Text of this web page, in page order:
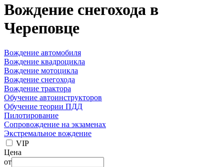
Вождение снегохода в
Череповце
Вождение автомобиля
Вождение квадроцикла
Вождение мотоцикла
Вождение снегохода
Вождение трактора
Обучение автоинструкторов
Обучение теории ПДД
Пилотирование
Сопровождение на экзаменах
Экстремальное вождение
VIP
Цена
от